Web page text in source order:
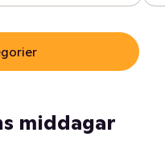
middagar